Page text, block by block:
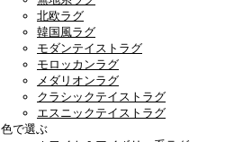
北欧ラグ
韓国風ラグ
モダンテイストラグ
モロッカンラグ
メダリオンラグ
クラシックテイストラグ
エスニックテイストラグ
色で選ぶ